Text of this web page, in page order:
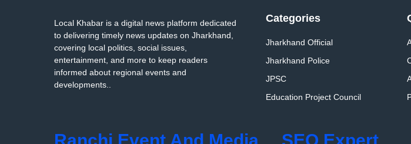
Local Khabar is a digital news platform dedicated
to delivering timely news updates on Jharkhand,
covering local politics, social issues,
entertainment, and more to keep readers
informed about regional events and
developments..
Categories
Jharkhand Official
Jharkhand Police
JPSC
Education Project Council